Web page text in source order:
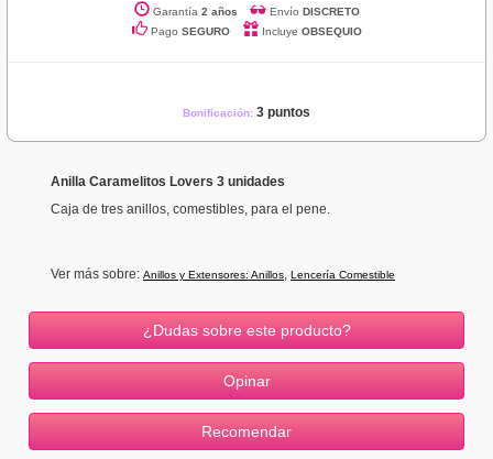
Garantía 2 años Envío DISCRETO
Pago SEGURO Incluye OBSEQUIO
Bonificación: 3 puntos
Anilla Caramelitos Lovers 3 unidades
Caja de tres anillos, comestibles, para el pene.
Ver más sobre: Anillos y Extensores: Anillos Lencería Comestible
¿Dudas sobre este producto?